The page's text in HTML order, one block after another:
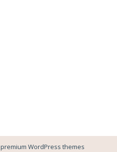
premium WordPress themes